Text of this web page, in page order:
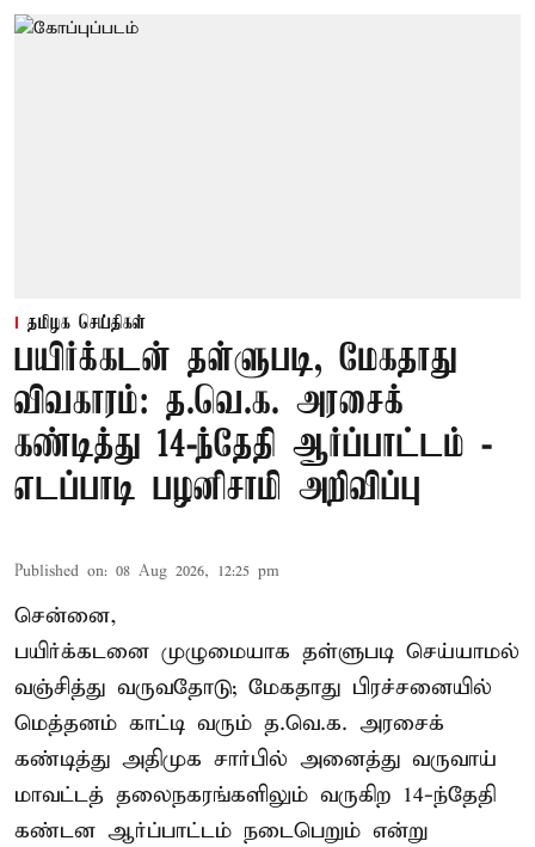
தமிழக செய்திகள்
பயிர்க்கடன் தள்ளுபடி, மேகதாது
விவகாரம்: த.வெ.க. அரசைக்
கண்டித்து 14-ந்தேதி ஆர்ப்பாட்டம் -
எடப்பாடி பழனிசாமி அறிவிப்பு
Published on: 08 Aug 2026, 12:25 pm
சென்னை,
பயிர்க்கடனை முழுமையாக தள்ளுபடி செய்யாமல்
வஞ்சித்து வருவதோடு; மேகதாது பிரச்சனையில்
மெத்தனம் காட்டி வரும் த.வெ.க. அரசைக்
கண்டித்து அதிமுக சார்பில் அனைத்து வருவாய்
மாவட்டத் தலைநகரங்களிலும் வருகிற 14-ந்தேதி
கண்டன ஆர்ப்பாட்டம் நடைபெறும் என்று